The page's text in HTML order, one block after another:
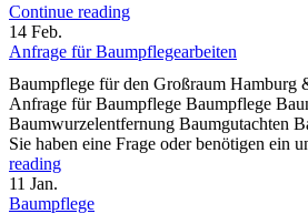
Continue reading
14 Feb.
Anfrage für Baumpflegearbeiten
Baumpflege für den Großraum Hamburg
Anfrage für Baumpflege Baumpflege
Baumwurzelentfernung Baumgutachten
Sie haben eine Frage oder benötigen ein
reading
11 Jan.
Baumpflege